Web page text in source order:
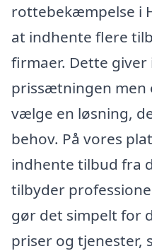
rottebekæmpelse i
at indhente flere
firmaer. Dette
prissætningen men
vælge en løsning,
behov. På vores
indhente tilbud fra
tilbyder
gør det simpelt for
priser og tjenester,